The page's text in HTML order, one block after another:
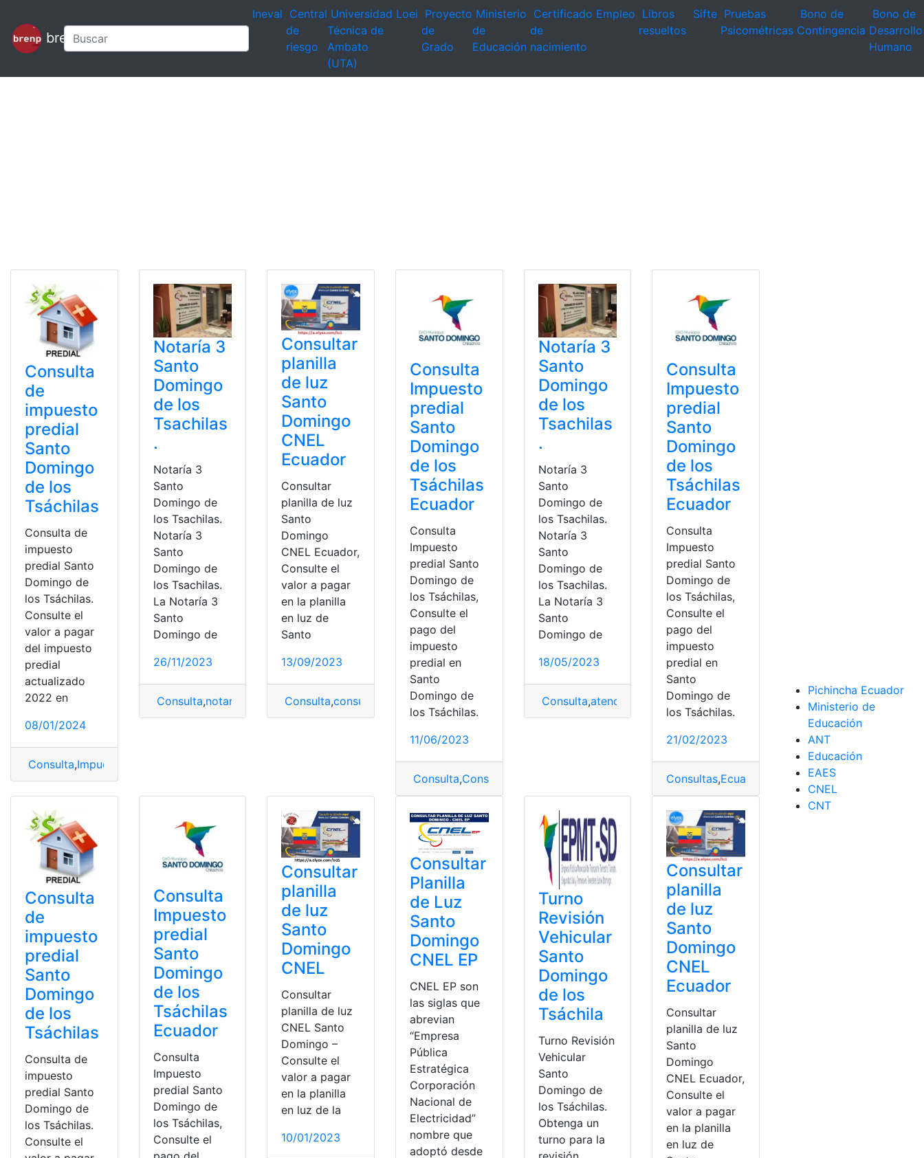
brenp
Ineval Central
de
riesgo
Universidad
Técnica de
Ambato
(UTA)
Loei Proyecto
de
Grado
Ministerio
de
Educación
Certificado
de
nacimiento
Empleo Libros
resueltos
Sifte Pruebas
Psicométricas
Bono de
Contingencia
Bono de
Desarrollo
Humano
Consulta
de
impuesto
predial
Santo
Domingo
de los
Tsáchilas
Consulta de
impuesto
predial Santo
Domingo de
los Tsáchilas.
Consulte el
valor a pagar
del impuesto
predial
actualizado
2022 en
08/01/2024
Consulta,Impuesto
Notaría 3
Santo
Domingo
de los
Tsachilas
.
Notaría 3
Santo
Domingo de
los Tsachilas.
Notaría 3
Santo
Domingo de
los Tsachilas.
La Notaría 3
Santo
Domingo de
26/11/2023
Consulta,notaría Santo Domingo,Santo Domingo de los Tsachilas.
Consultar
planilla
de luz
Santo
Domingo
CNEL
Ecuador
Consultar
planilla de luz
Santo
Domingo
CNEL Ecuador,
Consulte el
valor a pagar
en la planilla
en luz de
Santo
13/09/2023
Consulta,consultar planilla,Consultar planilla de luz,planilla,planilla de luz
Consulta
Impuesto
predial
Santo
Domingo
de los
Tsáchilas
Ecuador
Consulta
Impuesto
predial Santo
Domingo de
los Tsáchilas,
Consulte el
pago del
impuesto
predial en
Santo
Domingo de
los Tsáchilas.
11/06/2023
Consulta,Consulta y Pago del Impuesto Impuesto,Impuesto Predial Predial Santo Domingo
Notaría 3
Santo
Domingo
de los
Tsachilas
.
Notaría 3
Santo
Domingo de
los Tsachilas.
Notaría 3
Santo
Domingo de
los Tsachilas.
La Notaría 3
Santo
Domingo de
18/05/2023
Consulta,atención Atención a Clientes Atención al cliente, notaría
Consulta
Impuesto
predial
Santo
Domingo
de los
Tsáchilas
Ecuador
Consulta
Impuesto
predial Santo
Domingo de
los Tsáchilas,
Consulte el
pago del
impuesto
predial en
Santo
Domingo de
los Tsáchilas.
21/02/2023
Consultas,Ecuador Predial Santo Domingo
Consulta
de
impuesto
predial
Santo
Domingo
de los
Tsáchilas
Consulta de
impuesto
predial Santo
Domingo de
los Tsáchilas.
Consulte el
Consulta
Impuesto
predial
Santo
Domingo
de los
Tsáchilas
Ecuador
Consulta
Impuesto
predial Santo
Domingo de
los Tsáchilas,
Consulte el
Consultar
planilla
de luz
Santo
Domingo
CNEL
Consultar
planilla de luz
CNEL Santo
Domingo –
Consulte el
valor a pagar
en la planilla
en luz de la
10/01/2023
Consultar
Planilla
de Luz
Santo
Domingo
CNEL EP
CNEL EP son
las siglas que
abrevian
“Empresa
Pública
Estratégica
Corporación
Nacional de
Electricidad”
nombre que
adoptó desde
Turno
Revisión
Vehicular
Santo
Domingo
de los
Tsáchila
Turno Revisión
Vehicular
Santo
Domingo de
los Tsáchilas.
Obtenga un
turno para la
Consultar
planilla
de luz
Santo
Domingo
CNEL
Ecuador
Consultar
planilla de luz
Santo
Domingo
CNEL Ecuador,
Consulte el
valor a pagar
en la planilla
en luz de
Pichincha Ecuador
Ministerio de
Educación
ANT
Educación
EAES
CNEL
CNT